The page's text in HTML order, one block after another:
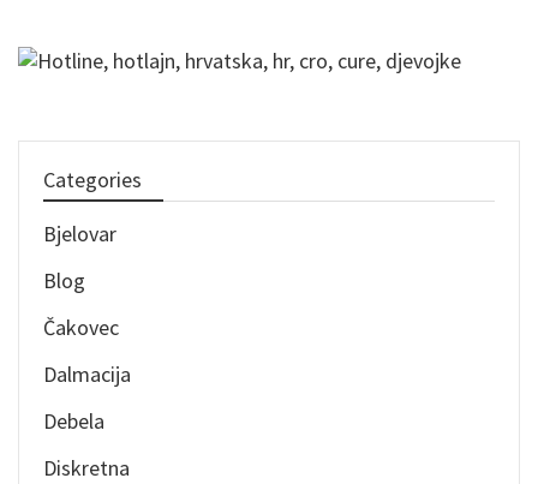
Categories
Bjelovar
Blog
Čakovec
Dalmacija
Debela
Diskretna